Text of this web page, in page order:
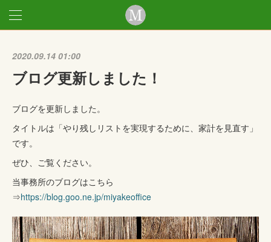
2020.09.14 01:00
ブログ更新しました！
ブログを更新しました。
タイトルは「やり残しリストを実現するために、家計を見直す」
です。
ぜひ、ご覧ください。
当事務所のブログはこちら
⇒https://blog.goo.ne.jp/miyakeoffice